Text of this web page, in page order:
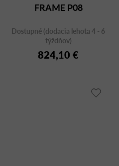
FRAME P08
Dostupné (dodacia lehota 4 - 6
týždňov)
824,10 €